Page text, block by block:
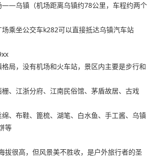
——乌镇（机场距离乌镇约78公里，车程约两个
乘坐公交车k282可以直接抵达乌镇汽车站
局，没有机场和火车站，景区内主要是步行和
、江浙分府、江南民俗馆、茅盾故居、古戏
、布鞋、篦梳、湖笔、白水鱼、手工酱、乌镇
等
拔很高，但风景美不胜收，是户外旅行者的圣